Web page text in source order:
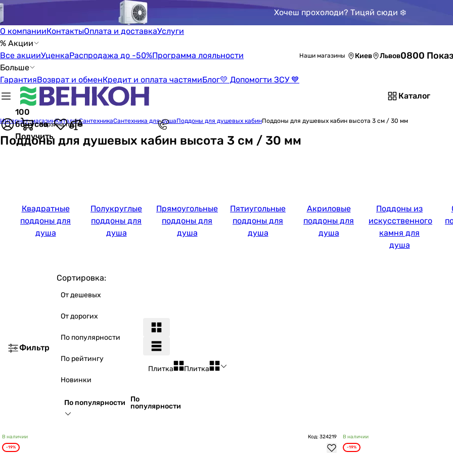
Хочеш прохолоди? Тицяй сюди ❄️
О компанииКонтактыОплата и доставкаУслуги
% Акции
Все акцииУценкаРаспродажа до -50%Программа лояльности
Больше
ГарантияВозврат и обменКредит и оплата частямиБлог💛 Допомогти ЗСУ 💙
Наши магазины Киев Львов0800
Каталог
100
бонусов
Получить
Корзина пуста
Интернет-магазинКаталогСантехникаСантехника для душаПоддоны для душевых кабинПоддоны для душевых кабин высота 3 см / 30 мм
Поддоны для душевых кабин высота 3 см / 30 мм
Квадратные
поддоны для
душа
Полукруглые
поддоны для
душа
Прямоугольные
поддоны для
душа
Пятиугольные
поддоны для
душа
Акриловые
поддоны для
душа
Поддоны из
искусственного
камня для
душа
Фильтр
Сортировка:
От дешевых
От дорогих
По популярности
По рейтингу
Новинки
По популярности
По
популярности
Плитка Плитка
В наличии Код: 324219
-19%
В наличии
-19%